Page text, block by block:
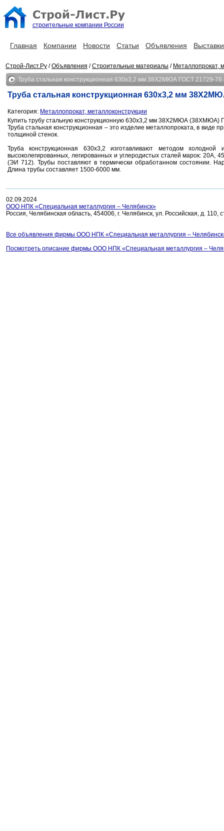
строительные компании России
Главная Компании Новости Статьи Объявления Выставки
Строй-Лист.Ру /Объявления /Строительные материалы / Металлопрокат,
Труба стальная конструкционная 630х3,2 мм 38Х2МЮА ГОСТ 21729-76
Труба стальная конструкционная 630х3,2 мм
Категория: Металлопрокат, металлоконструкции
Купить трубу стальную конструкционную 630х3,2 мм 38Х2МЮА (38ХМЮА)
Труба стальная конструкционная – это изделие металлопроката, в
толщиной стенок.
Труба конструкционная 630х3,2 изготавливают методом
высоколегированных, легированных и углеродистых сталей марок:
(ЭИ 712). Трубы поставляют в термически обработанном состоянии.
Длина трубы составляет 1500-6000 мм.
02.09.2024
ООО НПК «Специальная металлургия – Челябинск»
Россия, Челябинская область, 454006, г. Челябинск, ул. Российская, д.
Все объявления фирмы ООО НПК «Специальная металлургия –
Посмотреть описание фирмы ООО НПК «Специальная металлургия –